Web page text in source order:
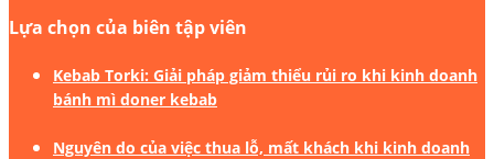
Lựa chọn của biên tập viên
Kebab Torki: Giải pháp giảm thiểu rủi ro khi kinh doanh
bánh mì doner kebab
Nguyên do của việc thua lỗ, mất khách khi kinh doanh